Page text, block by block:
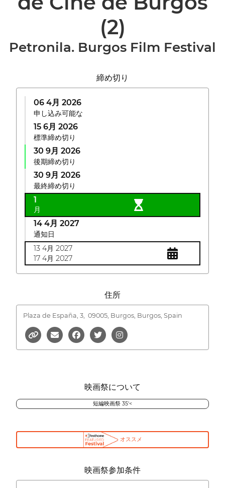
(2)
Petronila. Burgos Film Festival
締め切り
06 4月 2026
申し込み可能な
15 6月 2026
標準締め切り
30 9月 2026
後期締め切り
30 9月 2026
最終締め切り
1
月
14 4月 2027
通知日
13 4月 2027
17 4月 2027
住所
Plaza de España, 3, 09005, Burgos, Burgos, Spain
映画祭について
短編映画祭 35'<
オススメ
映画祭参加条件